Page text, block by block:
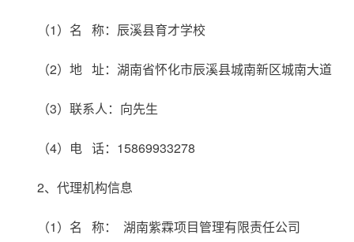
（1）名 称：辰溪县育才学校
（2）地 址：湖南省怀化市辰溪县城南新区城南大道
（3）联系人：向先生
（4）电 话：15869933278
2、代理机构信息
（1）名 称： 湖南紫霖项目管理有限责任公司